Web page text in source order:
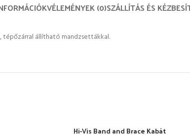
VÉLEMÉNYEK (0)SZÁLLÍTÁS ÉS
tépőzárral állítható mandzsettákkal.
Hi-Vis Band and Brace Kabát